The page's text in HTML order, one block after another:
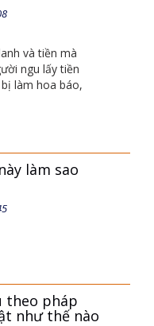
và tiền mà
ngu lấy tiền
làm hoa báo,
làm sao
theo pháp
như thế nào